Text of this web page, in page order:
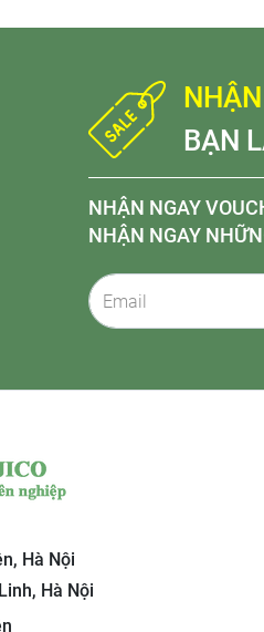
BẠN
NHẬN NGAY
NHẬN NGAY
Hà Nội
Hà Nội